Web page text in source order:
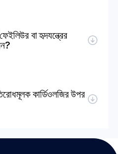
বা হৃদযন্ত্রের
কার্ডিওলজির উপর